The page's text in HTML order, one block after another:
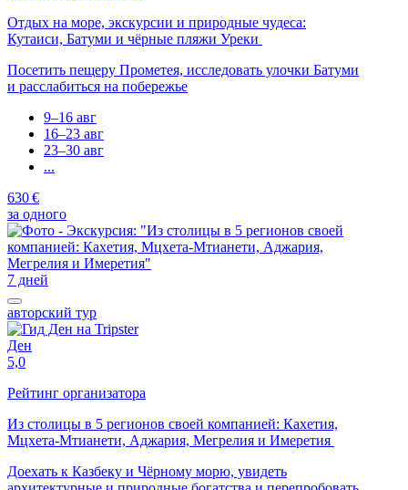
Отдых на море, экскурсии и природные чудеса:
Кутаиси, Батуми и чёрные пляжи Уреки
Посетить пещеру Прометея, исследовать улочки Батуми
и расслабиться на побережье
9–16 авг
16–23 авг
23–30 авг
...
630 €
за одного
7 дней
авторский тур
Ден
5,0
Рейтинг организатора
Из столицы в 5 регионов своей компанией: Кахетия,
Мцхета-Мтианети, Аджария, Мегрелия и Имеретия
Доехать к Казбеку и Чёрному морю, увидеть